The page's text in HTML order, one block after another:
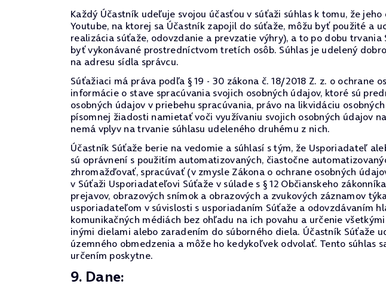
Každý Účastník udeľuje svojou účasťou v súťaži súhlas k tomu, že
Youtube, na ktorej sa Účastník zapojil do súťaže, môžu byť použité a
realizácia súťaže, odovzdanie a prevzatie výhry), a to po dobu
byť vykonávané prostredníctvom tretích osôb. Súhlas je udelený
na adresu sídla správcu.
Súťažiaci má práva podľa § 19 - 30 zákona č. 18/2018 Z. z. o
informácie o stave spracúvania svojich osobných údajov, ktoré sú
osobných údajov v priebehu spracúvania, právo na likvidáciu
písomnej žiadosti namietať voči využívaniu svojich osobných údajov
nemá vplyv na trvanie súhlasu udeleného druhému z nich.
Účastník Súťaže berie na vedomie a súhlasí s tým, že Usporiadateľ
sú oprávnení s použitím automatizovaných, čiastočne
zhromažďovať, spracúvať (v zmysle Zákona o ochrane osobných
v Súťaži Usporiadateľovi Súťaže v súlade s § 12 Občianskeho
prejavov, obrazových snímok a obrazových a zvukových záznamov
usporiadateľom v súvislosti s usporiadaním Súťaže a odovzdávaním
komunikačných médiách bez ohľadu na ich povahu a určenie
inými dielami alebo zaradením do súborného diela. Účastník Súťaže
územného obmedzenia a môže ho kedykoľvek odvolať. Tento
určením poskytne.
9. Dane: